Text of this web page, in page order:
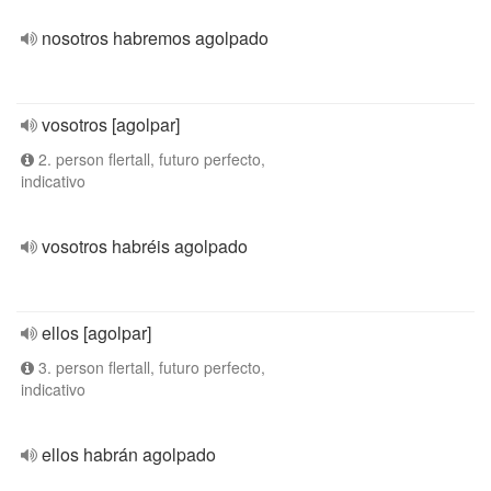
nosotros habremos agolpado
vosotros [agolpar]
2. person flertall, futuro perfecto,
indicativo
vosotros habréis agolpado
ellos [agolpar]
3. person flertall, futuro perfecto,
indicativo
ellos habrán agolpado